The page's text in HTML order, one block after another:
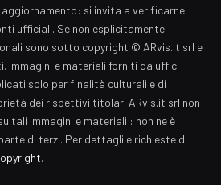
si invita a verificarne
ufficiali. Se non esplicitamente
sono sotto copyright © ARvis.it srl e
e materiali forniti da uffici
solo per finalità culturali e di
dei rispettivi titolari ARvis.it srl non
tali immagini e materiali : non ne è
di terzi. Per dettagli e richieste di
.